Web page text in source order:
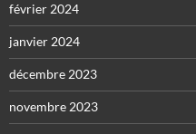
février 2024
janvier 2024
décembre 2023
novembre 2023